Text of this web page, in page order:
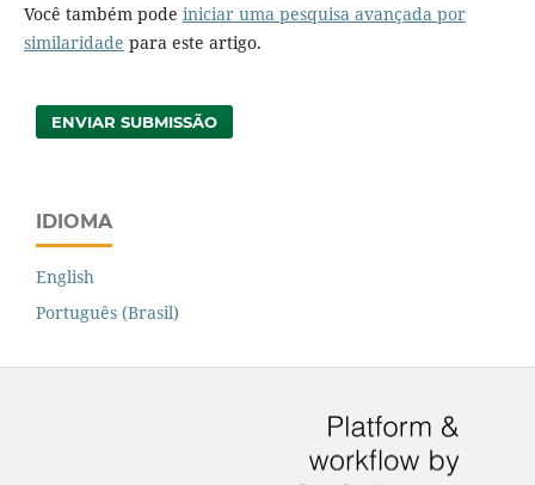
Você também pode iniciar uma pesquisa avançada por
similaridade para este artigo.
ENVIAR SUBMISSÃO
IDIOMA
English
Português (Brasil)